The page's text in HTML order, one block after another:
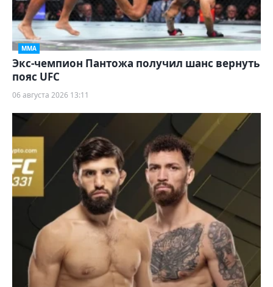
ММА
Экс-чемпион Пантожа получил шанс вернуть
пояс UFC
06 августа 2026 13:11